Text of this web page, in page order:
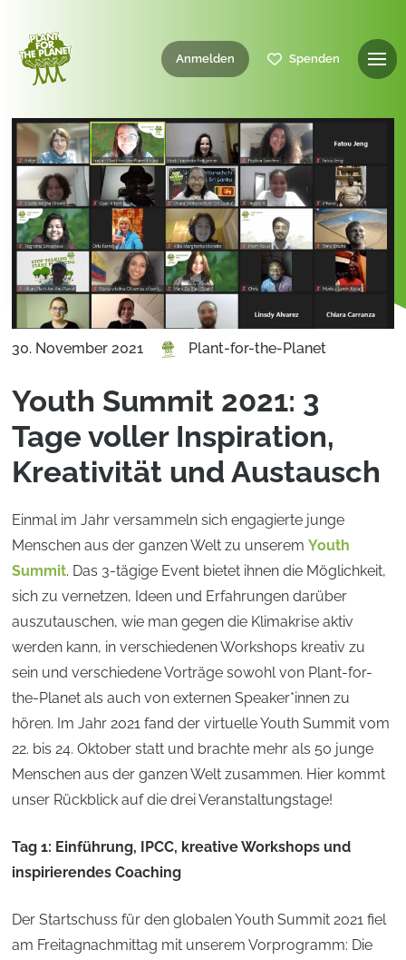
Anmelden Spenden
30. November 2021 Plant-for-the-Planet
Youth Summit 2021: 3
Tage voller Inspiration,
Kreativität und Austausch
Einmal im Jahr versammeln sich engagierte junge
Menschen aus der ganzen Welt zu unseremYouth
Summit. Das 3-tägige Event bietet ihnen die Möglichkeit,
sich zu vernetzen, Ideen und Erfahrungen darüber
auszutauschen, wie man gegen die Klimakrise aktiv
werden kann, in verschiedenen Workshops kreativ zu
sein und verschiedene Vorträge sowohl von Plant-for-
the-Planet als auch von externen Speaker*innen zu
hören. Im Jahr 2021 fand der virtuelle Youth Summit vom
22. bis 24. Oktober statt und brachte mehr als 50 junge
Menschen aus der ganzen Welt zusammen. Hier kommt
unser Rückblick auf die drei Veranstaltungstage!
Tag 1: Einführung, IPCC, kreative Workshops und
inspirierendes Coaching
Der Startschuss für den globalen Youth Summit 2021 fiel
am Freitagnachmittag mit unserem Vorprogramm: Die